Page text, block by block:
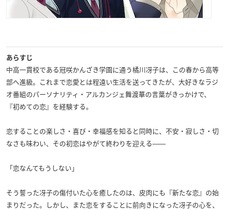
あらすじ
中高一貫校である冠咲かんざき学園に通う橘川冴子は、この春から高等
部へ進級。これまで恋愛とは程遠い生活を送ってきたが、大好きなラジ
オ番組のパーソナリティ・アルカンジェ舞渡華の言葉がきっかけで、
『初めての恋』を経験する。
恋することの楽しさ・喜び・幸福感を知ると同時に、不安・寂しさ・切
なさも味わい、その初恋はやがて終わりを迎える――
「恋なんてもうしない」
そう誓った冴子の傷付いた心を癒したのは、皮肉にも『新たな恋』の始
まりだった。しかし、また恋をすることに前向きになった冴子の心を、